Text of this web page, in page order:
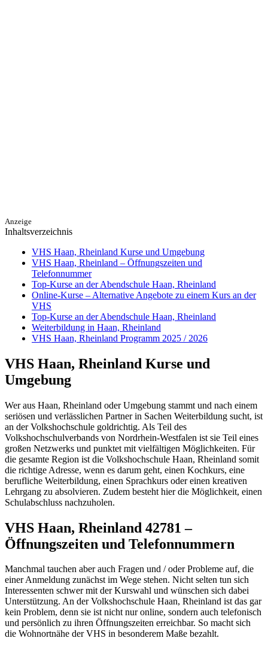
Anzeige
Inhaltsverzeichnis
VHS Haan, Rheinland Kurse und Umgebung
VHS Haan, Rheinland – Öffnungszeiten und
Telefonnummer
Top-Kurse an der Abendschule Haan, Rheinland
Online-Kurse – Alternative Angebote zu einem Kurs an der
VHS
Top-Kurse an der Abendschule Haan, Rheinland
Weiterbildung in Haan, Rheinland
VHS Haan, Rheinland Programm 2025 / 2026
VHS Haan, Rheinland Kurse und
Umgebung
Wer aus Haan, Rheinland oder Umgebung stammt und nach einem
seriösen und verlässlichen Partner in Sachen Weiterbildung sucht, ist
an der Volkshochschule goldrichtig. Als Teil des
Volkshochschulverbands von Nordrhein-Westfalen ist sie Teil eines
großen Netzwerks und punktet mit vielfältigen Möglichkeiten. Für
die gesamte Region ist die Volkshochschule Haan, Rheinland somit
die richtige Adresse, wenn es darum geht, einen Kochkurs, eine
berufliche Weiterbildung, einen Sprachkurs oder einen kreativen
Lehrgang zu absolvieren. Zudem besteht hier die Möglichkeit, einen
Schulabschluss nachzuholen.
VHS Haan, Rheinland 42781 –
Öffnungszeiten und Telefonnummern
Manchmal tauchen aber auch Fragen und / oder Probleme auf, die
einer Anmeldung zunächst im Wege stehen. Nicht selten tun sich
Interessenten schwer mit der Kurswahl und wünschen sich dabei
Unterstützung. An der Volkshochschule Haan, Rheinland ist das gar
kein Problem, denn sie ist nicht nur online, sondern auch telefonisch
und persönlich zu ihren Öffnungszeiten erreichbar. So macht sich
die Wohnortnähe der VHS in besonderem Maße bezahlt.